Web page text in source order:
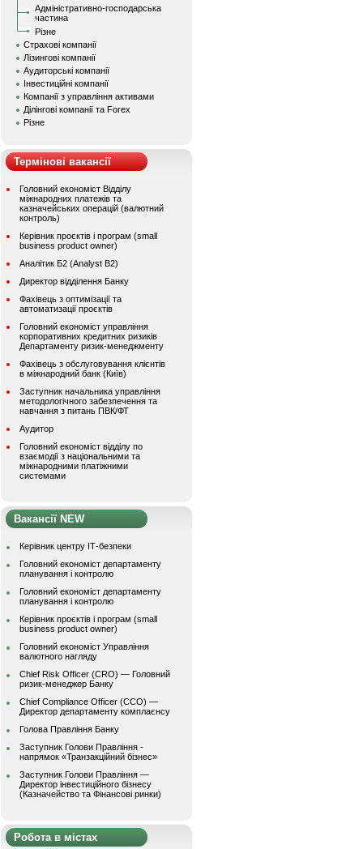
Адміністративно-господарська
частина
Різне
Страхові компанії
Лізингові компанії
Аудиторські компанії
Інвестиційні компанії
Компанії з управління активами
Ділінгові компанії та Forex
Різне
Термінові вакансії
Головний економіст Відділу
міжнародних платежів та
казначейських операцій (валютний
контроль)
Керівник проєктів і програм (small
business product owner)
Аналітик Б2 (Analyst B2)
Директор відділення Банку
Фахівець з оптимізації та
автоматизації проєктів
Головний економіст управління
корпоративних кредитних ризиків
Департаменту ризик-менеджменту
Фахівець з обслуговування клієнтів
в міжнародний банк (Київ)
Заступник начальника управління
методологічного забезпечення та
навчання з питань ПВК/ФТ
Аудитор
Головний економіст відділу по
взаємодії з національними та
міжнародними платіжними
системами
Вакансії NEW
Керівник центру ІТ-безпеки
Головний економіст департаменту
планування і контролю
Головний економіст департаменту
планування і контролю
Керівник проєктів і програм (small
business product owner)
Головний економіст Управління
валютного нагляду
Chief Risk Officer (CRO) — Головний
ризик-менеджер Банку
Chief Compliance Officer (CCO) —
Директор департаменту комплаєнсу
Голова Правління Банку
Заступник Голови Правління -
напрямок «Транзакційний бізнес»
Заступник Голови Правління —
Директор інвестиційного бізнесу
(Казначейство та Фінансові ринки)
Робота в містах